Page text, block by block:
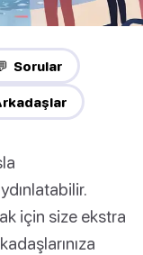
Sorular
için size ekstra